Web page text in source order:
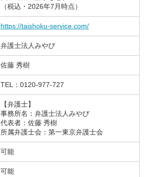
（税込・2026年7月時点）
https://taishoku-service.com/
弁護士法人みやび
佐藤 秀樹
TEL：0120-977-727
【弁護士】
事務所名：弁護士法人みやび
代表者：佐藤 秀樹
所属弁護士会：第一東京弁護士会
可能
可能